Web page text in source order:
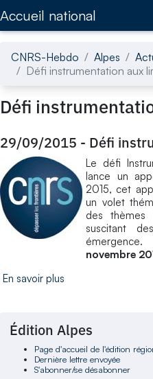
Accueil national
CNRS-Hebdo Alpes
Défi instrumentation aux
Défi
29/09/2015 - Défi
Le défi
lance un
2015, cet
un volet
des thèmes
suscitant
novembre
En savoir plus
Édition Alpes
Page d'accueil de l'édition
Dernière lettre envoyée
S'abonner/se désabonner